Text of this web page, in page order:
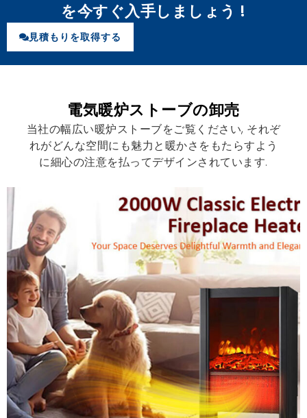
を今すぐ入手しましょう !
見積もりを取得する
電気暖炉ストーブの卸売
当社の幅広い暖炉ストーブをご覧ください, それぞ
れがどんな空間にも魅力と暖かさをもたらすよう
に細心の注意を払ってデザインされています.